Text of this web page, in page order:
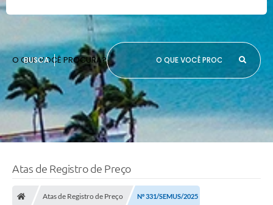
O QUE VOCÊ PROCURA?
Atas de Registro de Preço
Atas de Registro de Preço Nº 331/SEMUS/2025